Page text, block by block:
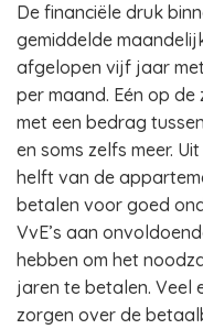
De financiële druk
gemiddelde
afgelopen vijf jaar
per maand. Eén op
met een bedrag
en soms zelfs meer.
helft van de
betalen voor goed
VvE’s aan
hebben om het
jaren te betalen. Veel
zorgen over de